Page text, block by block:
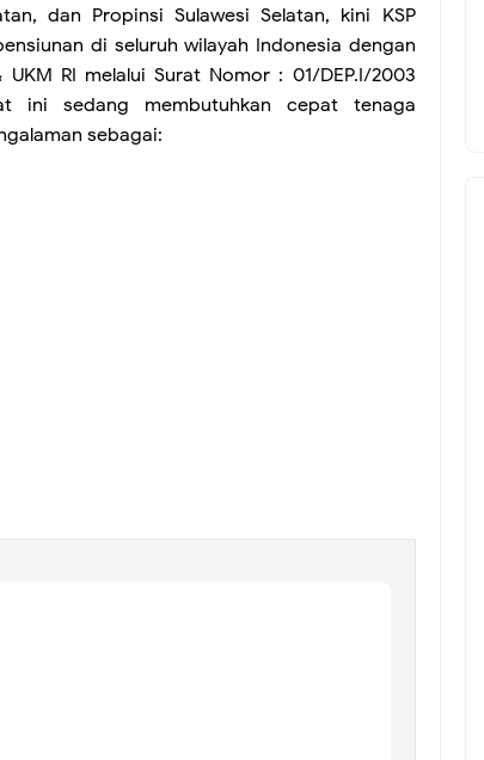
dan Propinsi Sulawesi Selatan, kini KSP
di seluruh wilayah Indonesia dengan
RI melalui Surat Nomor : 01/DEP.I/2003
ini sedang membutuhkan cepat tenaga
sebagai: